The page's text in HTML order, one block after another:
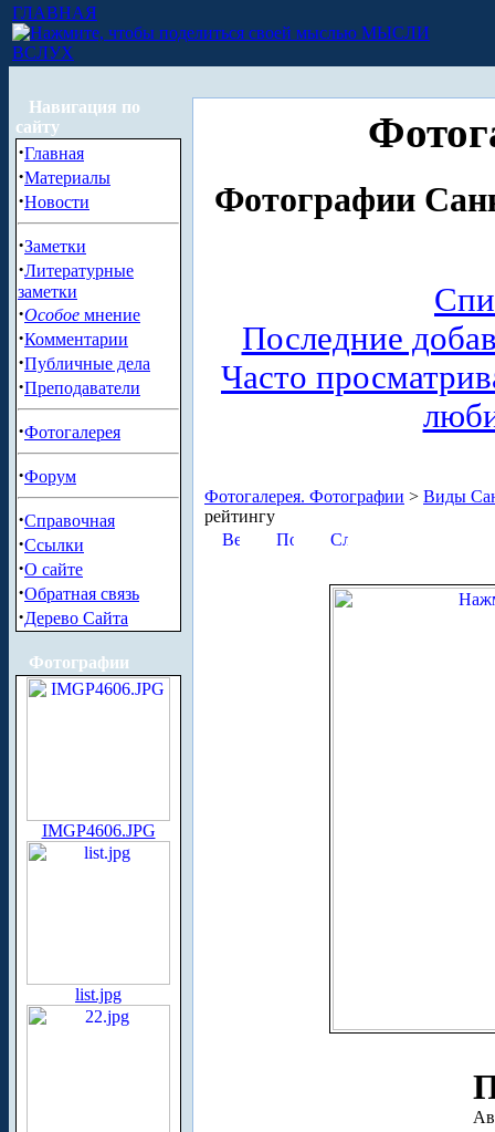
ГЛАВНАЯ
МЫСЛИ
ВСЛУХ
Навигация по
сайту
·Главная
·Материалы
·Новости
·Заметки
·Литературные
заметки
·Особое мнение
·Комментарии
·Публичные дела
·Преподаватели
·Фотогалерея
·Форум
·Справочная
·Ссылки
·О сайте
·Обратная связь
·Дерево Сайта
Фотографии
IMGP4606.JPG
list.jpg
Фотографии
Последние
Часто
Фотогалерея. Фотографии > Виды
рейтингу